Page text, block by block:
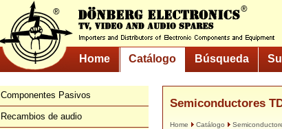
Home Catálogo Búsqueda
Componentes Pasivos
Recambios de audio
Semiconductores
Home Catálogo